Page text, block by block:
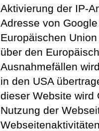
Aktivierung der IP-
Adresse von
Europäischen
über den
Ausnahmefällen
in den USA
dieser Website wird
Nutzung der